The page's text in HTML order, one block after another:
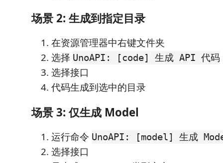
场景 2: 生成到指定目录
在资源管理器中右键文件夹
选择 UnoAPI: [code] 生成 API 代码
选择接口
代码生成到选中的目录
场景 3: 仅生成 Model
运行命令 UnoAPI: [model] 生成
选择接口